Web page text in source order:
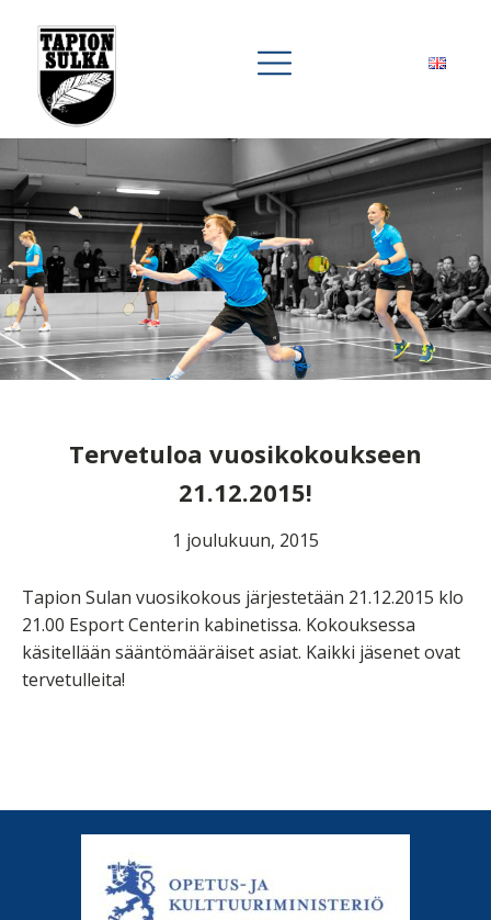
Tervetuloa vuosikokoukseen
21.12.2015!
1 joulukuun, 2015
Tapion Sulan vuosikokous järjestetään 21.12.2015 klo
21.00 Esport Centerin kabinetissa. Kokouksessa
käsitellään sääntömääräiset asiat. Kaikki jäsenet ovat
tervetulleita!